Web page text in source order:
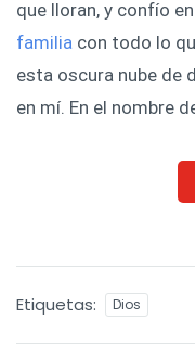
que lloran, y confío
familia con todo lo
esta oscura nube de
en mí. En el nombre
Etiquetas: Dios